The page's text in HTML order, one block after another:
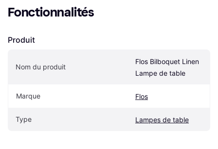
Fonctionnalités
Produit
Nom du produit
Flos Bilboquet Linen
Lampe de table
Marque Flos
Type Lampes de table